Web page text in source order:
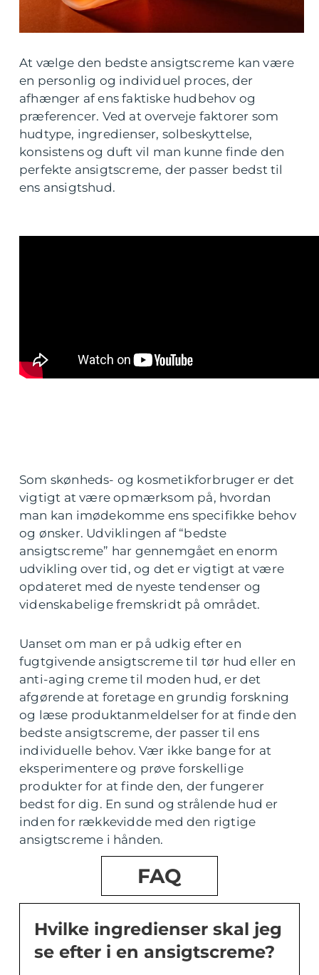
At vælge den bedste ansigtscreme kan være
en personlig og individuel proces, der
afhænger af ens faktiske hudbehov og
præferencer. Ved at overveje faktorer som
hudtype, ingredienser, solbeskyttelse,
konsistens og duft vil man kunne finde den
perfekte ansigtscreme, der passer bedst til
ens ansigtshud.
Som skønheds- og kosmetikforbruger er det
vigtigt at være opmærksom på, hvordan
man kan imødekomme ens specifikke behov
og ønsker. Udviklingen af “bedste
ansigtscreme” har gennemgået en enorm
udvikling over tid, og det er vigtigt at være
opdateret med de nyeste tendenser og
videnskabelige fremskridt på området.
Uanset om man er på udkig efter en
fugtgivende ansigtscreme til tør hud eller en
anti-aging creme til moden hud, er det
afgørende at foretage en grundig forskning
og læse produktanmeldelser for at finde den
bedste ansigtscreme, der passer til ens
individuelle behov. Vær ikke bange for at
eksperimentere og prøve forskellige
produkter for at finde den, der fungerer
bedst for dig. En sund og strålende hud er
inden for rækkevidde med den rigtige
ansigtscreme i hånden.
FAQ
Hvilke ingredienser skal jeg
se efter i en ansigtscreme?